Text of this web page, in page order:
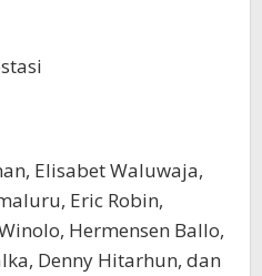
Elisabet Waluwaja,
Eric Robin,
Hermensen Ballo,
Denny Hitarhun, dan